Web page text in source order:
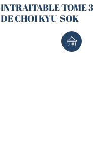
INTRAITABLE TOME 3
DE CHOI KYU-SOK